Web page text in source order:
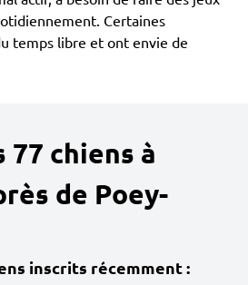
Certaines
temps libre et ont envie de
77 chiens à
de Poey-
inscrits récemment :